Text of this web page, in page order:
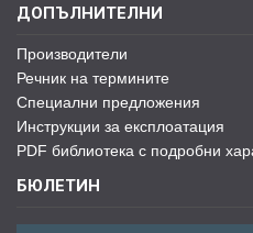
ДОПЪЛНИТЕЛНИ
Производители
Речник на термините
Специални предложения
Инструкции за експлоатация
PDF библиотека с подробни
БЮЛЕТИН